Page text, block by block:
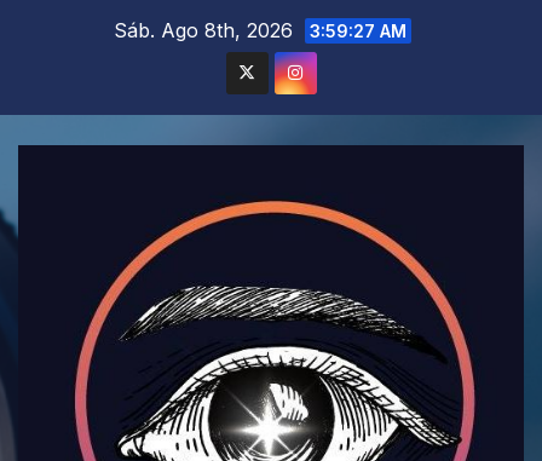
Sáb. Ago 8th, 2026 3:59:29 AM